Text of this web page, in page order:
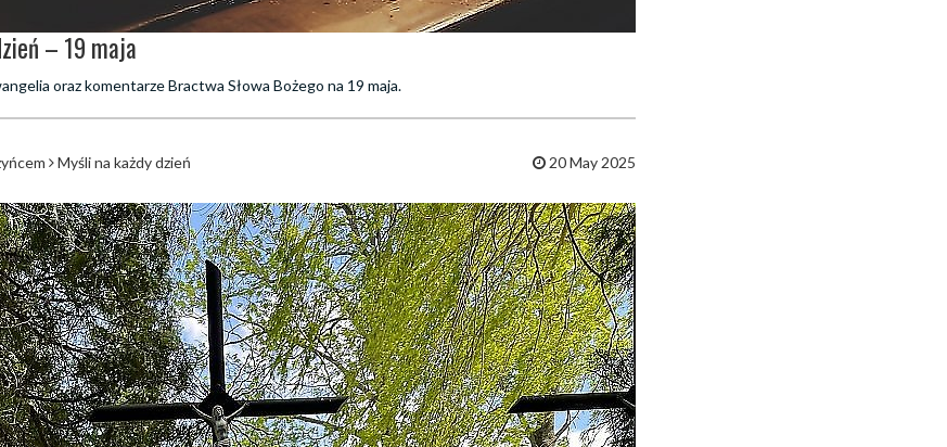
– 19 maja
oraz komentarze Bractwa Słowa Bożego na 19 maja.
Myśli na każdy dzień 20 May 2025